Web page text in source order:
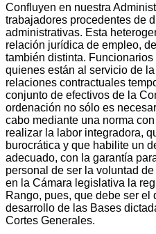
Confluyen en nuestra
trabajadores procedentes de
administrativas. Esta
relación jurídica de empleo,
también distinta.
quienes están al servicio de
relaciones contractuales
conjunto de efectivos de la
ordenación no sólo es
cabo mediante una norma
realizar la labor integradora,
burocrática y que habilite un
adecuado, con la garantía
personal de ser la voluntad
en la Cámara legislativa la
Rango, pues, que debe ser el
desarrollo de las Bases
Cortes Generales.